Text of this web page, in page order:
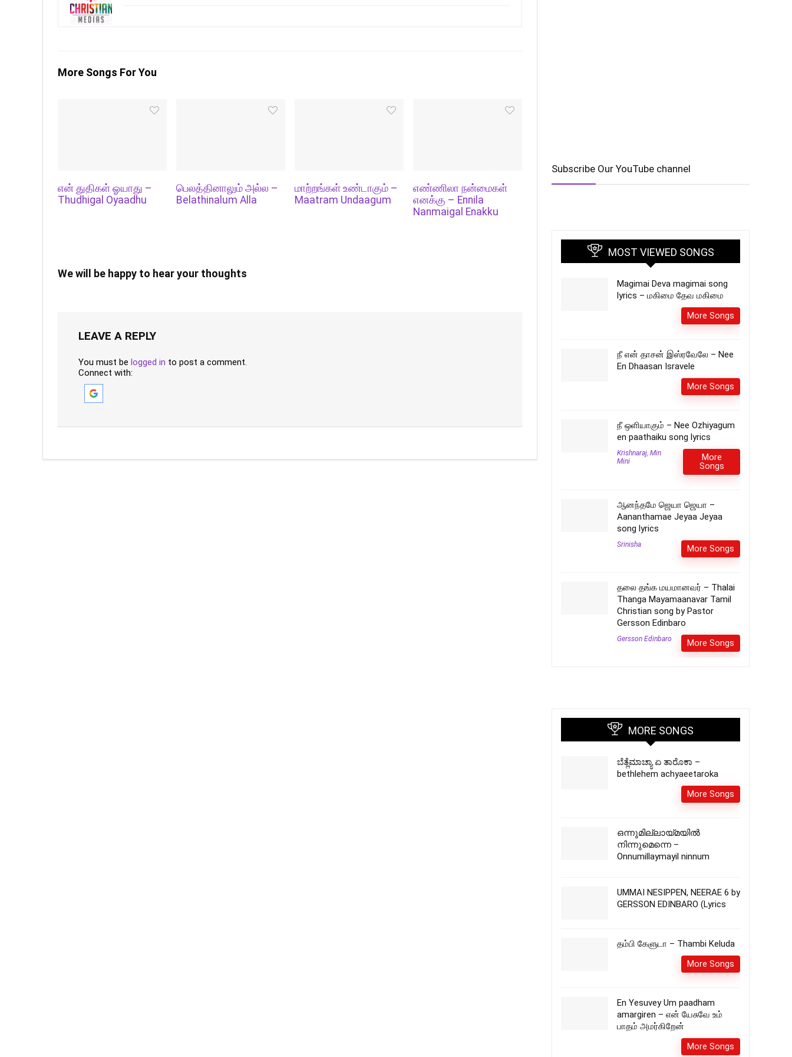
More Songs For You
என் துதிகள் ஓயாது –
Thudhigal Oyaadhu
பெலத்தினாலும் அல்ல –
Belathinalum Alla
மாற்றங்கள் உண்டாகும் –
Maatram Undaagum
எண்ணிலா நன்மைகள்
எனக்கு – Ennila
Nanmaigal Enakku
We will be happy to hear your thoughts
LEAVE A REPLY
You must be logged in to post a comment.
Connect with:
Subscribe Our YouTube channel
MOST VIEWED SONGS
Magimai Deva magimai song
lyrics – மகிமை தேவ மகிமை
More Songs
நீ என் தாசன் இஸ்ரவேலே – Nee
En Dhaasan Isravele
More Songs
நீ ஒளியாகும் – Nee Ozhiyagum
en paathaiku song lyrics
Krishnaraj, Min
Mini
More
Songs
ஆனந்தமே ஜெயா ஜெயா –
Aananthamae Jeyaa Jeyaa
song lyrics
Srinisha More Songs
தலை தங்க மயமானவர் – Thalai
Thanga Mayamaanavar Tamil
Christian song by Pastor
Gersson Edinbaro
Gersson Edinbaro More Songs
MORE SONGS
ಬೆತ್ಲೆಮಾಚ್ಯಾ ಏ ತಾರೊಕಾ –
bethlehem achyaeetaroka
More Songs
ഒന്നുമില്ലായ്മയിൽ
നിന്നുമെന്നെ –
Onnumillaymayil ninnum
UMMAI NESIPPEN, NEERAE 6 by
GERSSON EDINBARO (Lyrics
தம்பி கேளுடா – Thambi Keluda
More Songs
En Yesuvey Um paadham
amargiren – என் யேசுவே உம்
பாதம் அமர்கிறேன்
More Songs